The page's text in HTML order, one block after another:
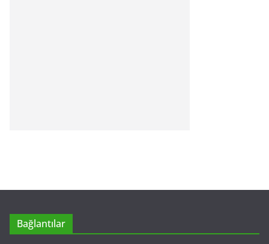
Bağlantılar